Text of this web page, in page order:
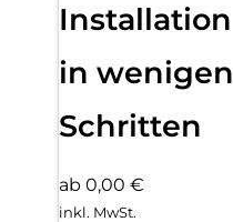
Installation
in wenigen
Schritten
ab 0,00 €
inkl. MwSt.